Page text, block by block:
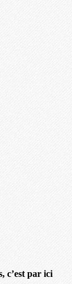
c’est par ici